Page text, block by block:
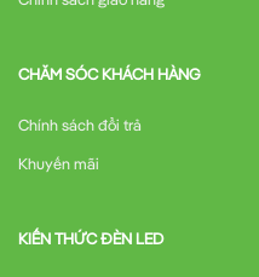
CHĂM SÓC KHÁCH HÀNG
Chính sách đổi trả
Khuyến mãi
KIẾN THỨC ĐÈN LED